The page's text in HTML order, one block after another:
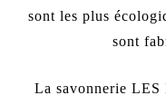
sont les plus
sont
La savonnerie LES